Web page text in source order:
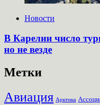
Новости
В Карелии число
но не везде
Метки
Авиация Арктика